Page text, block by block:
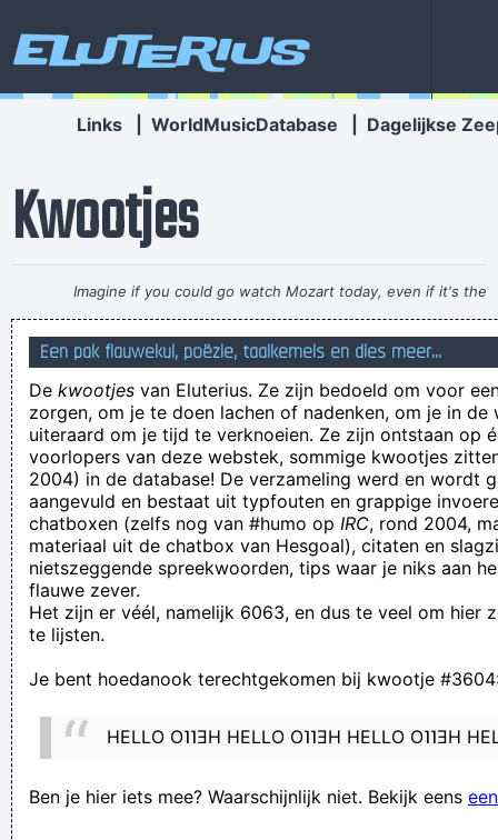
Eluterius
Links WorldMusicDatabase Dagelijkse
Kwootjes
Imagine if you could go watch Mozart today, even if it's the
last, crappiest show he ever played. What a thrill that would
be.~ Roger Daltrey
Is er vanavond voetbal op tv? STVV speelt tegen Beveren,
dus nee, er is geen voetbal op tv.
Wij zijn dan misschien wel zot, maar jullie ook!!
Ali Baba vond zo de schat van de 40 rovers, ik heb het
vandaag moeten doen met twee bussels wortelen en een
lamsbout.
In tegenstelling tot wat elders op deze site te lezen staat is
het niét beginnen onweren om 17.00. Of toch? Eén slag
bij Eleven hebben we nu de Schotse Premier League erbij om
Delen is lief! En "Delen is lief!" aan je bericht toevoegen is
Een pak flauwekul, poëzie, taalkemels en dies meer...
De kwootjes van Eluterius. Ze zijn bedoeld om voor
zorgen, om je te doen lachen of nadenken, om je in de
uiteraard om je tijd te verknoeien. Ze zijn ontstaan op
voorlopers van deze webstek, sommige kwootjes
2004) in de database! De verzameling werd en wordt
aangevuld en bestaat uit typfouten en grappige
chatboxen (zelfs nog van #humo op IRC, rond 2004,
materiaal uit de chatbox van Hesgoal), citaten en
nietszeggende spreekwoorden, tips waar je niks aan
flauwe zever.
Het zijn er véél, namelijk 6063, en dus te veel om hier
te lijsten.
Je bent hoedanook terechtgekomen bij kwootje
HELLO O˥˥ƎH HELLO O˥˥ƎH HELLO O˥˥ƎH
Ben je hier iets mee? Waarschijnlijk niet. Bekijk eens